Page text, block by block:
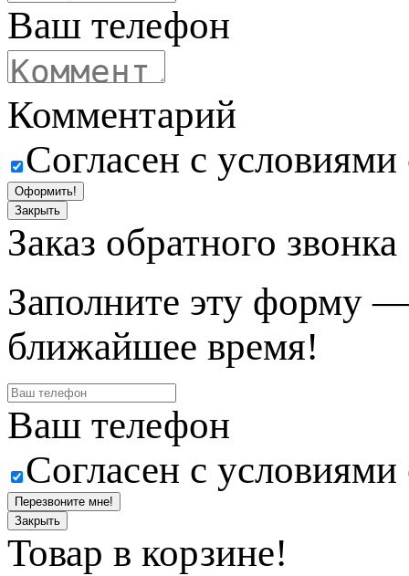
Ваш телефон
Комментарий
Согласен с
Оформить!
Закрыть
Заказ обратного звонка
Заполните эту форму
ближайшее время!
Ваш телефон
Согласен с
Перезвоните мне!
Закрыть
Товар в корзине!